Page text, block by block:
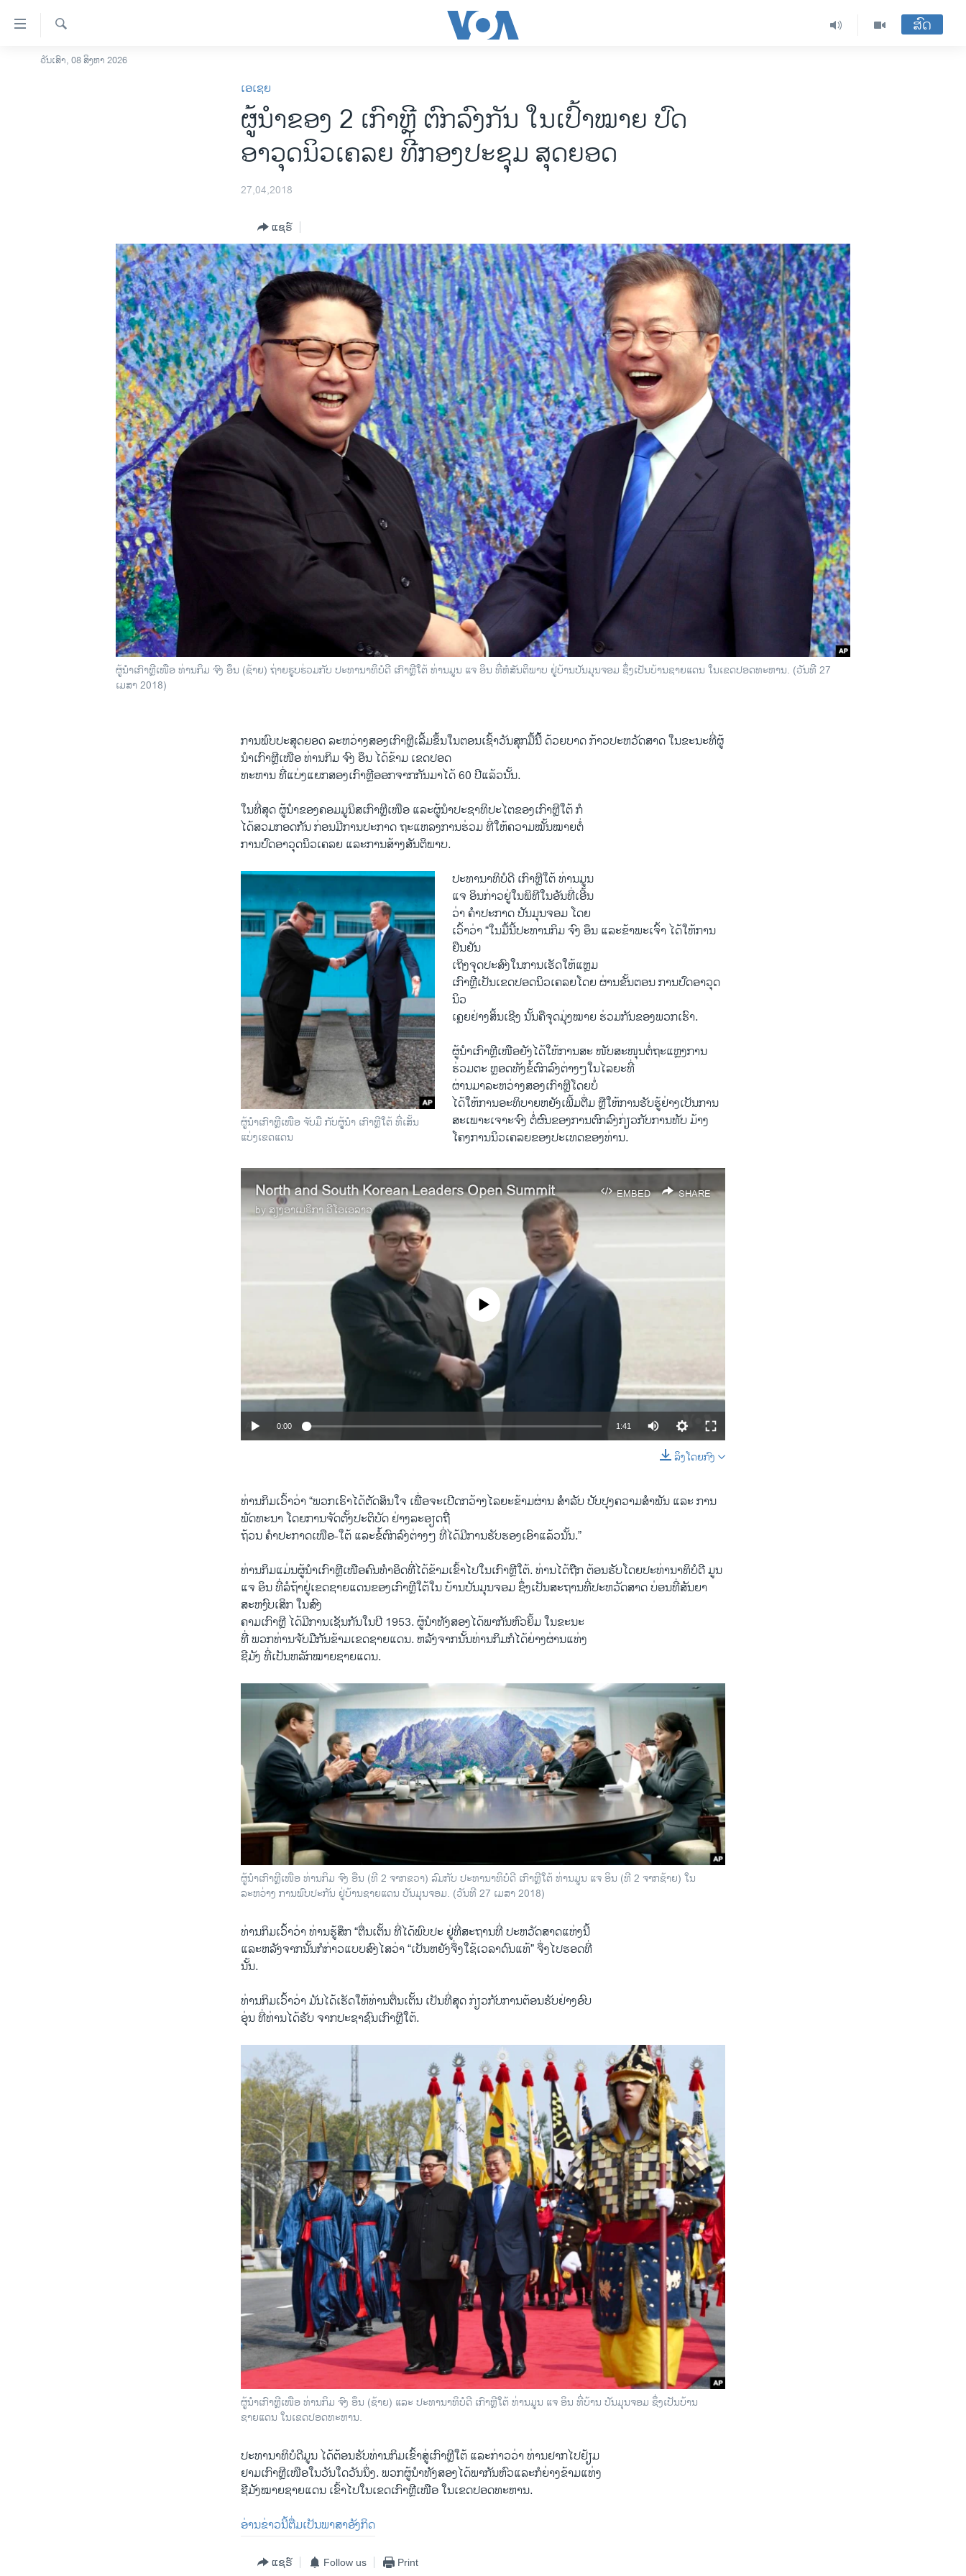
ລິ້ງ
ສຳຫລັບ
ໂຮມເພຈ
ອິດສະຫຼະພາບດ້ານການຂ່າວ
ວິທະຍາສາດ-ເທັກໂນໂລຈີ
ຄົ້ນຫາ
ສົດ
ວັນເສົາ, 08 ສິງຫາ 2026
ເອເຊຍ
ຜູ້ນຳຂອງ 2 ເກົາຫຼີ ຕົກລົງກັນ ໃນເປົ້າໝາຍ ປົດ
ອາວຸດນິວເຄລຍ ທີ່ກອງປະຊຸມ ສຸດຍອດ
27,04,2018
ແຊຣ໌
ຜູ້ນຳເກົາຫຼີເໜືອ ທ່ານກິມ ຈົງ ອຶນ (ຊ້າຍ) ຖ່າຍຮູບຮ່ວມກັບ ປະທານາທິບໍດີ ເກົາຫຼີໃຕ້ ທ່ານມູນ ແຈ ອິນ ທີ່ຫໍສັນຕິພາບ ຢູ່ບ້ານປັນມຸນຈອມ ຊຶ່ງເປັນບ້ານຊາຍແດນ ໃນເຂດປອດທະຫານ. (ວັນທີ 27
ເມສາ 2018)
ການພົບປະສຸດຍອດ ລະຫວ່າງສອງເກົາຫຼີເລີ້ມຂຶ້ນໃນຕອນເຊົ້າວັນສຸກມື້ນີ້ິ້ ດ້ວຍບາດ ກ້າວປະຫວັດສາດ ໃນຂະນະທີ່ຜູ້
ນຳເກົາຫຼີເໜືອ ທ່ານກິມ ຈົງ ອຶນ ໄດ້ຂ້າມ ເຂດປອດ
ທະຫານ ທີ່ແບ່ງແຍກສອງເກົາຫຼີອອກຈາກກັນມາໄດ້ 60 ປີແລ້ວນັ້ນ.
ໃນທີ່ສຸດ ຜູ້ນຳຂອງຄອມມູນິສເກົາຫຼີເໜືອ ແລະຜູ້ນຳປະຊາທິປະໄຕຂອງເກົາຫຼີໃຕ້ ກໍ
ໄດ້ສວມກອດກັນ ກ່ອນມີການປະກາດ ຖະແຫລງການຮ່ວມ ທີ່ໃຫ້ຄວາມໝັ້ນໝາຍຕໍ່
ການປົດອາວຸດນິວເຄລຍ ແລະການສ້າງສັນຕິພາບ.
ຜູ້ນຳເກົາຫຼີເໜືອ ຈັບມື ກັບຜູຸ້ນຳ ເກົາຫຼີໃຕ້ ທີ່ເສັ້ນ
ແບ່ງເຂດແດນ
ປະທານາທິບໍດີ ເກົາຫຼີໃຕ້ ທ່ານມູນ
ແຈ ອິນກ່າວຢູ່ໃນພິທີໃນອັນທີ່ເອີ້ນ
ວ່າ ຄຳປະກາດ ປັນມຸນຈອມ ໂດຍ
ເວົ້າວ່າ “ໃນມື້ນີ້ປະທານກິມ ຈົງ ອຶນ ແລະຂ້າພະເຈົ້າ ໄດ້ໃຫ້ການ
ຢືນຢັນ
ເຖິງຈຸດປະສົງໃນການເຮັດໃຫ້ແຫຼມ
ເກົາຫຼີເປັນເຂດປອດນິວເຄລຍໂດຍ ຜ່ານຂັ້ນຕອນ ການປົດອາວຸດ
ນິວ
ເຄຼຍຢ່າງສິ້ນເຊີງ ນັ້ນຄືຈຸດມຸ່ງໝາຍ ຮ່ວມກັນຂອງພວກເຮົາ.
ຜູ້ນຳເກົາຫຼີເໜືອຍັງໄດ້ໃຫ້ການສະ ໜັບສະໜຸນຕໍ່ຖະແຫຼງການ
ຮ່ວມຕະ ຫຼອດທັງຂໍ້ຕົກລົງຕ່າງໆໃນໄລຍະທີ່
ຜ່ານມາລະຫວ່າງສອງເກົາຫຼີໂດຍບໍ່
ໄດ້ໃຫ້ການອະທິບາຍຫຍັງເພີ້ມຕື່ມ ຫຼືໃຫ້ການຮັບຮູ້ຢ່າງເປັນການ
ສະເພາະເຈາະຈົງ ຕໍ່ຜົນຂອງການຕົກລົງກ່ຽວກັບການທັບ ມ້າງ
ໂຄງການນິວເຄລຍຂອງປະເທດຂອງທ່ານ.
EMBED SHARE
North and South Korean Leaders Open Summit
by ສຽງອາເມຣິກາ ວີໂອເອລາວ
SHARE
No media source currently available
0:00 1:41
ລິງໂດຍກົງ
ທ່ານກິມເວົ້າວ່າ “ພວກເຮົາໄດ້ຕັດສິນໃຈ ເພື່ອຈະເປີດກວ້າງໄລຍະຂ້າມຜ່ານ ສຳລັບ ປັບປຸງຄວາມສຳພັນ ແລະ ການ
ພັດທະນາ ໂດຍການຈັດຕັ້ງປະຕິບັດ ຢ່າງລະອຽດຖີີ່
ຖ້ວນ ຄຳປະກາດເໜືອ-ໃຕ້ ແລະຂໍ້ຕົກລົງຕ່າງໆ ທີ່ໄດ້ມີການຮັບຮອງເອົາແລ້ວນັ້ນ.”
ທ່ານກິມແມ່ນຜູ້ນຳເກົາຫຼີເໜືອຄົນທຳອິດທີ່ໄດ້ຂ້າມເຂົ້າໄປໃນເກົາຫຼີໃຕ້. ທ່ານໄດ້ຖືກ ຕ້ອນຮັບໂດຍປະທ່ານາທິບໍດີ ມູນ
ແຈ ອິນ ທີ່ລໍຖ້າຢູ່ເຂດຊາຍແດນຂອງເກົາຫຼີໃຕ້ໃນ ບ້ານປັນມຸນຈອມ ຊຶ່ງເປັນສະຖານທີ່ປະຫວັດສາດ ບ່ອນທີ່ສັນຍາ
ສະຫງົບເສິກ ໃນສົງ
ຄາມເກົາຫຼີ ໄດ້ມີການເຊັນກັນໃນປີ 1953. ຜູ້ນຳທັງສອງໄດ້ພາກັນຫົວຍິ້ມ ໃນຂະນະ
ທີ່ ພວກທ່ານຈັບມືກັນຂ້າມເຂດຊາຍແດນ. ຫລັງຈາກນັ້ນທ່ານກິມກໍໄດ້ຍ່າງຜ່ານແທ່ງ
ຊີມັງ ທີ່ເປັນຫລັກໝາຍຊາຍແດນ.
ຜູ້ນຳເກົາຫຼີເໜືອ ທ່ານກິມ ຈົງ ອືນ (ທີ 2 ຈາກຂວາ) ລົມກັບ ປະທານາທິບໍດີ ເກົາຫຼີໃຕ້ ທ່ານມູນ ແຈ ອິນ (ທີ 2 ຈາກຊ້າຍ) ໃນ
ລະຫວ່າງ ການພົບປະກັນ ຢູ່ບ້ານຊາຍແດນ ປັນມຸນຈອມ. (ວັນທີ 27 ເມສາ 2018)
ທ່ານກິມເວົ້າວ່າ ທ່ານຮູ້ສຶກ “ຕື່ນເຕັ້ນ ທີ່ໄດ້ພົບປະ ຢູ່ທີ່ສະຖານທີ່ ປະຫວັດສາດແຫ່ງນີ້
ແລະຫລັງຈາກນັ້ນກໍກ່າວແບບສົງໄສວ່າ “ເປັນຫຍັງຈຶ່ງໃຊ້ເວລາດົນແທ້” ຈຶ່ງໄປຮອດທີ່
ນັ້ນ.
ທ່ານກິມເວົ້າວ່າ ມັນໄດ້ເຮັດໃຫ້ທ່ານຕື່ນເຕັ້ນ ເປັນທີ່ສຸດ ກ່ຽວກັບການຕ້ອນຮັບຢ່າງອົບ
ອຸ່ນ ທີ່ທ່ານໄດ້ຮັບ ຈາກປະຊາຊົນເກົາຫຼີໃຕ້.
ຜູ້ນຳເກົາຫຼີເໜືອ ທ່ານກິມ ຈົງ ອຶນ (ຊ້າຍ) ແລະ ປະທານາທິບໍດີ ເກົາຫຼີໃຕ້ ທ່ານມູນ ແຈ ອິນ ທີ່ບ້ານ ປັນມຸນຈອມ ຊຶ່ງເປັນບ້ານ
ຊາຍແດນ ໃນເຂດປອດທະຫານ.
ປະທານາທິບໍດີມູນ ໄດ້ຕ້ອນຮັບທ່ານກິມເຂົ້າສູ່ເກົາຫຼີໃຕ້ ແລະກ່າວວ່າ ທ່ານຢາກໄປຢ້ຽມ
ຢາມເກົາຫຼີເໜືອໃນວັນໃດວັນນຶ່ງ. ພວກຜູ້ນຳທັງສອງໄດ້ພາກັນຫົວແລະກໍຍ່າງຂ້າມແທ່ງ
ຊີມັງໝາຍຊາຍແດນ ເຂົ້າໄປໃນເຂດເກົາຫຼີເໜືອ ໃນເຂດປອດທະຫານ.
ອ່ານຂ່າວນີ້ຕື່ມເປັນພາສາອັງກິດ
ແຊຣ໌ Follow us Print